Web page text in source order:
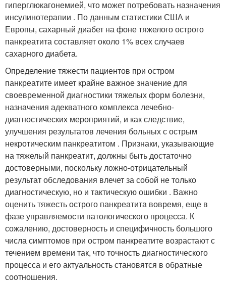
гиперглюкагонемией, что может потребовать назначения
инсулинотерапии . По данным статистики США и
Европы, сахарный диабет на фоне тяжелого острого
панкреатита составляет около 1% всех случаев
сахарного диабета.
Определение тяжести пациентов при остром
панкреатите имеет крайне важное значение для
своевременной диагностики тяжелых форм болезни,
назначения адекватного комплекса лечебно-
диагностических мероприятий, и как следствие,
улучшения результатов лечения больных с острым
некротическим панкреатитом . Признаки, указывающие
на тяжелый панкреатит, должны быть достаточно
достоверными, поскольку ложно-отрицательный
результат обследования влечет за собой не только
диагностическую, но и тактическую ошибки . Важно
оценить тяжесть острого панкреатита вовремя, еще в
фазе управляемости патологического процесса. К
сожалению, достоверность и специфичность большого
числа симптомов при остром панкреатите возрастают с
течением времени так, что точность диагностического
процесса и его актуальность становятся в обратные
соотношения.